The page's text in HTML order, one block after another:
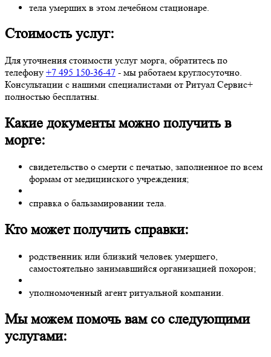
тела умерших в этом лечебном стационаре.
Стоимость услуг:
Для уточнения стоимости услуг морга, обратитесь по
телефону +7 495 150-36-47 - мы работаем круглосуточно.
Консультации с нашими специалистами от Ритуал Сервис+
полностью бесплатны.
Какие документы можно получить в
морге:
свидетельство о смерти с печатью, заполненное по всем
формам от медицинского учреждения;
справка о бальзамировании тела.
Кто может получить справки:
родственник или близкий человек умершего,
самостоятельно занимавшийся организацией похорон;
уполномоченный агент ритуальной компании.
Мы можем помочь вам со следующими
услугами: